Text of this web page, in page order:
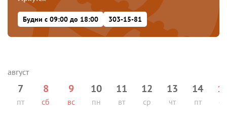
Будни с 09:00 до 18:00 303-15-81
7
пт
8
сб
9
вс
10
пн
11
вт
12
ср
13
чт
14
пт сб